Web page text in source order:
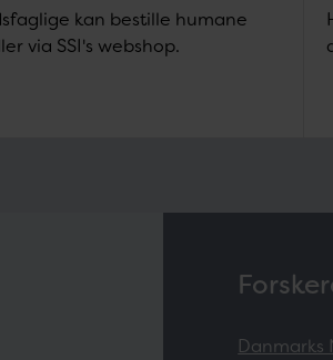
kan bestille humane
via SSI's webshop.
Danmarks